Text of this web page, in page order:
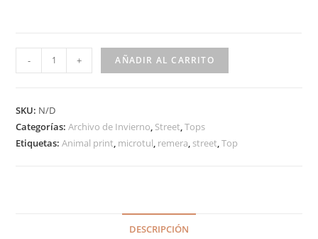
- + AÑADIR AL CARRITO
SKU: N/D
Categorías:Archivo de Invierno Street ,Tops
Etiquetas:Animal print microtul remera street ,Top
DESCRIPCIÓN